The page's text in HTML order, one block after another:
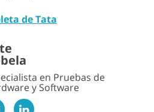
de Tata
en Pruebas de
y Software